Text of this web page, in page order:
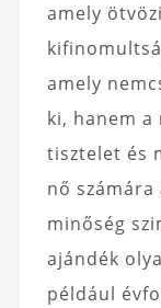
amely
amely
ki, hanem
tisztelet és
nő számára
minőség
ajándék
például